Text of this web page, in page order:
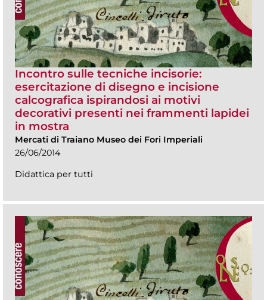
Incontro sulle tecniche incisorie:
esercitazione di disegno e incisione
calcografica ispirandosi ai motivi
decorativi presenti nei frammenti lapidei
in mostra
Mercati di Traiano Museo dei Fori Imperiali
26/06/2014
Didattica per tutti